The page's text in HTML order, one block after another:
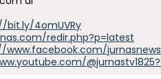
bit.ly/4omUVRy
redir.php?p=latest
www.facebook.com/